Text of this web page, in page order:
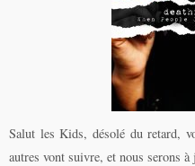
Salut les Kids, désolé du retard,
autres vont suivre, et nous serons